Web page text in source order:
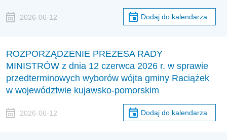
2026-06-12 Dodaj do kalendarza
ROZPORZĄDZENIE PREZESA RADY
MINISTRÓW z dnia 12 czerwca 2026 r. w sprawie
przedterminowych wyborów wójta gminy Raciążek
w województwie kujawsko-pomorskim
2026-06-12 Dodaj do kalendarza